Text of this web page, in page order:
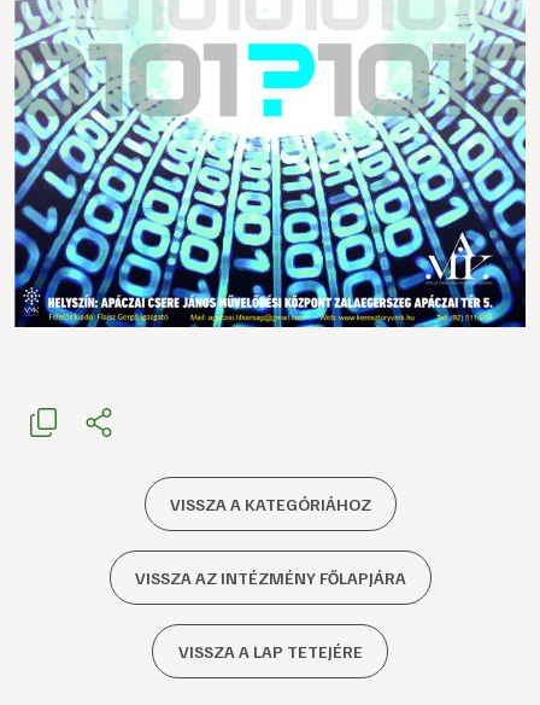
VISSZA A KATEGÓRIÁHOZ
VISSZA AZ INTÉZMÉNY FŐLAPJÁRA
VISSZA A LAP TETEJÉRE